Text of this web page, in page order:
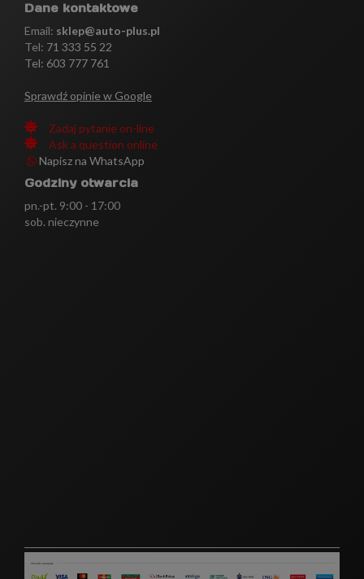
Dane kontaktowe
Email: sklep@auto-plus.pl
Tel: 71 333 55 22
Tel: 603 777 761
Sprawdź opinie w Google
Zadaj pytanie on-line
Ask a question online
Napisz na WhatsApp
Godziny otwarcia
pn.-pt. 9:00 - 17:00
sob. nieczynne